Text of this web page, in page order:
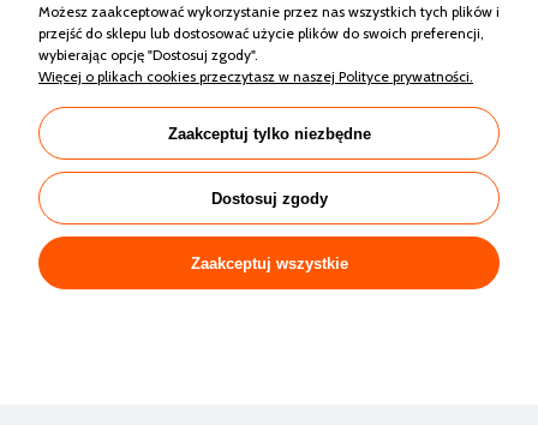
RISEN RSM130-8-440M MONO HALF CUT
CZARNA RAMA
564,42 zł
Zakupy
Możesz zaakceptować wykorzystanie przez nas wszystkich tych plików i
przejść do sklepu lub dostosować użycie plików do swoich preferencji,
wybierając opcję "Dostosuj zgody".
Więcej o plikach cookies przeczytasz w naszej Polityce prywatności.
Zaakceptuj tylko niezbędne
Dostosuj zgody
Zaakceptuj wszystkie